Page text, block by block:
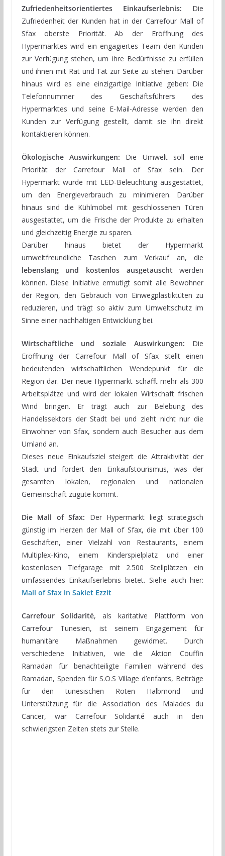
Zufriedenheitsorientiertes Einkaufserlebnis: Die
Zufriedenheit der Kunden hat in der Carrefour Mall of
Sfax oberste Priorität. Ab der Eröffnung des
Hypermarktes wird ein engagiertes Team den Kunden
zur Verfügung stehen, um ihre Bedürfnisse zu erfüllen
und ihnen mit Rat und Tat zur Seite zu stehen. Darüber
hinaus wird es eine einzigartige Initiative geben: Die
Telefonnummer des Geschäftsführers des
Hypermarktes und seine E-Mail-Adresse werden den
Kunden zur Verfügung gestellt, damit sie ihn direkt
kontaktieren können.
Ökologische Auswirkungen: Die Umwelt soll eine
Priorität der Carrefour Mall of Sfax sein. Der
Hypermarkt wurde mit LED-Beleuchtung ausgestattet,
um den Energieverbrauch zu minimieren. Darüber
hinaus sind die Kühlmöbel mit geschlossenen Türen
ausgestattet, um die Frische der Produkte zu erhalten
und gleichzeitig Energie zu sparen.
Darüber hinaus bietet der Hypermarkt
umweltfreundliche Taschen zum Verkauf an, die
lebenslang und kostenlos ausgetauscht werden
können. Diese Initiative ermutigt somit alle Bewohner
der Region, den Gebrauch von Einwegplastiktüten zu
reduzieren, und trägt so aktiv zum Umweltschutz im
Sinne einer nachhaltigen Entwicklung bei.
Wirtschaftliche und soziale Auswirkungen: Die
Eröffnung der Carrefour Mall of Sfax stellt einen
bedeutenden wirtschaftlichen Wendepunkt für die
Region dar. Der neue Hypermarkt schafft mehr als 300
Arbeitsplätze und wird der lokalen Wirtschaft frischen
Wind bringen. Er trägt auch zur Belebung des
Handelssektors der Stadt bei und zieht nicht nur die
Einwohner von Sfax, sondern auch Besucher aus dem
Umland an.
Dieses neue Einkaufsziel steigert die Attraktivität der
Stadt und fördert den Einkaufstourismus, was der
gesamten lokalen, regionalen und nationalen
Gemeinschaft zugute kommt.
Die Mall of Sfax: Der Hypermarkt liegt strategisch
günstig im Herzen der Mall of Sfax, die mit über 100
Geschäften, einer Vielzahl von Restaurants, einem
Multiplex-Kino, einem Kinderspielplatz und einer
kostenlosen Tiefgarage mit 2.500 Stellplätzen ein
umfassendes Einkaufserlebnis bietet. Siehe auch hier:
Mall of Sfax in Sakiet Ezzit
Carrefour Solidarité, als karitative Plattform von
Carrefour Tunesien, ist seinem Engagement für
humanitäre Maßnahmen gewidmet. Durch
verschiedene Initiativen, wie die Aktion Couffin
Ramadan für benachteiligte Familien während des
Ramadan, Spenden für S.O.S Village d’enfants, Beiträge
für den tunesischen Roten Halbmond und
Unterstützung für die Association des Malades du
Cancer, war Carrefour Solidarité auch in den
schwierigsten Zeiten stets zur Stelle.